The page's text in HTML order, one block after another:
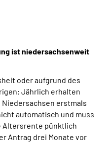
(DGS)
ist niedersachsenweit
oder aufgrund des
Jährlich erhalten
Niedersachsen erstmals
automatisch und muss
Altersrente pünktlich
Antrag drei Monate vor